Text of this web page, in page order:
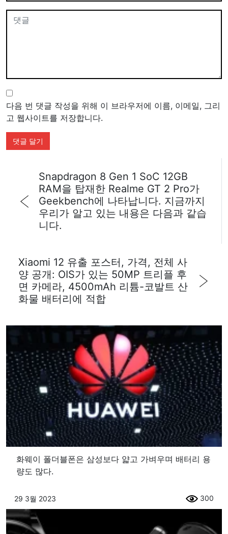
다음 번 댓글 작성을 위해 이 브라우저에 이름, 이메일, 그리
고 웹사이트를 저장합니다.
Snapdragon 8 Gen 1 SoC 12GB
RAM을 탑재한 Realme GT 2 Pro가
Geekbench에 나타납니다. 지금까지
우리가 알고 있는 내용은 다음과 같습
니다.
Xiaomi 12 유출 포스터, 가격, 전체 사
양 공개: OIS가 있는 50MP 트리플 후
면 카메라, 4500mAh 리튬-코발트 산
화물 배터리에 적합
화웨이 폴더블폰은 삼성보다 얇고 가벼우며 배터리 용
량도 많다.
29 3월 2023 300